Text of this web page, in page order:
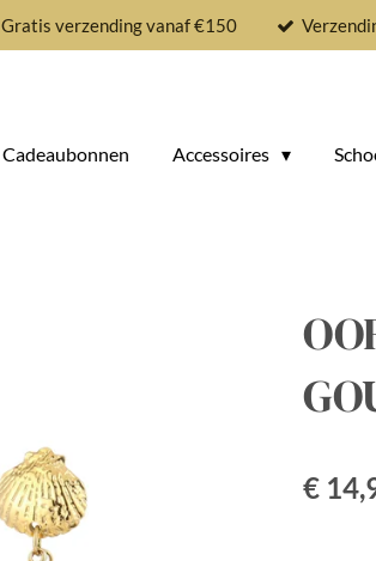
Gratis verzending vanaf €150
Cadeaubonnen Accessoires
€